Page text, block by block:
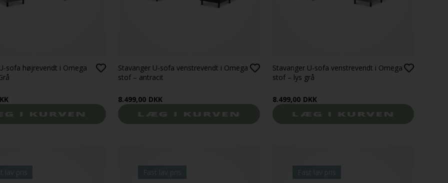
sofa højrevendt i Omega
Stavanger U-sofa venstrevendt i Omega
stof – antracit
8.499,00 DKK
Stavanger U-sofa venstrevendt i Omega
stof – lys grå
8.499,00 DKK
lav pris Fast lav pris Fast lav pris